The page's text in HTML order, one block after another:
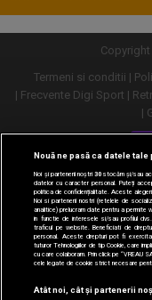
Termeni si conditii
Frecvente Digi Sport
Nouă ne pasă ca datele
Noi și partenerii noștri30stocăm și/sau
datelor cu caracter personal. Puteți
politica de confidențialitate. Aceste
Noi si partenerii nostri (retelele de
analitice) prelucram date pentru a permite
in functie de interesele si/sau profilul
traficul pe website. Beneficiati de
personal. Aceste drepturi pot fi
tuturor Tehnologiilor de tip Cookie, care
cu care colaboram. Prin click pe “VREAU
cele legate de cookie strict necesare
Atât noi, cât și partenerii